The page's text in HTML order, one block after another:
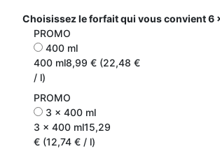
Choisissez le forfait qui vous convient6
PROMO
400 ml
400 ml8,99 € (22,48 €
/ l)
PROMO
3 x 400 ml
3 x 400 ml15,29
€ (12,74 € / l)